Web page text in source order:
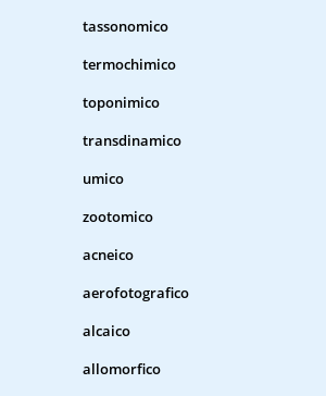
tassonomico
termochimico
toponimico
transdinamico
umico
zootomico
acneico
aerofotografico
alcaico
allomorfico